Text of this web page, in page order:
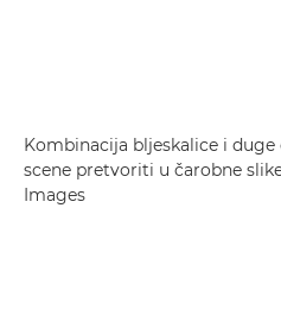
Kombinacija bljeskalice i
scene pretvoriti u čarobne
Images